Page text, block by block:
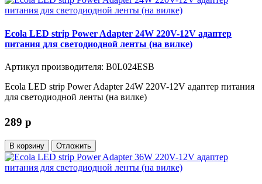
Ecola LED strip Power Adapter 24W 220V-12V адаптер
питания для светодиодной ленты (на вилке)
Артикул производителя: B0L024ESB
Ecola LED strip Power Adapter 24W 220V-12V адаптер питания
для светодиодной ленты (на вилке)
289 p
В корзину Отложить